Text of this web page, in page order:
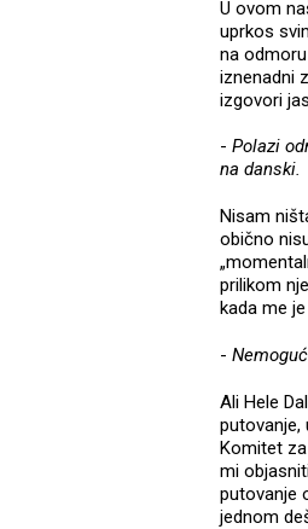
U ovom
uprkos
na
iznenadni
izgovori
- Polazi
na danski.
Nisam
obično
prilikom
kada me
-
Ali Hele
putovanje,
Komitet
mi
putovanje
jednom